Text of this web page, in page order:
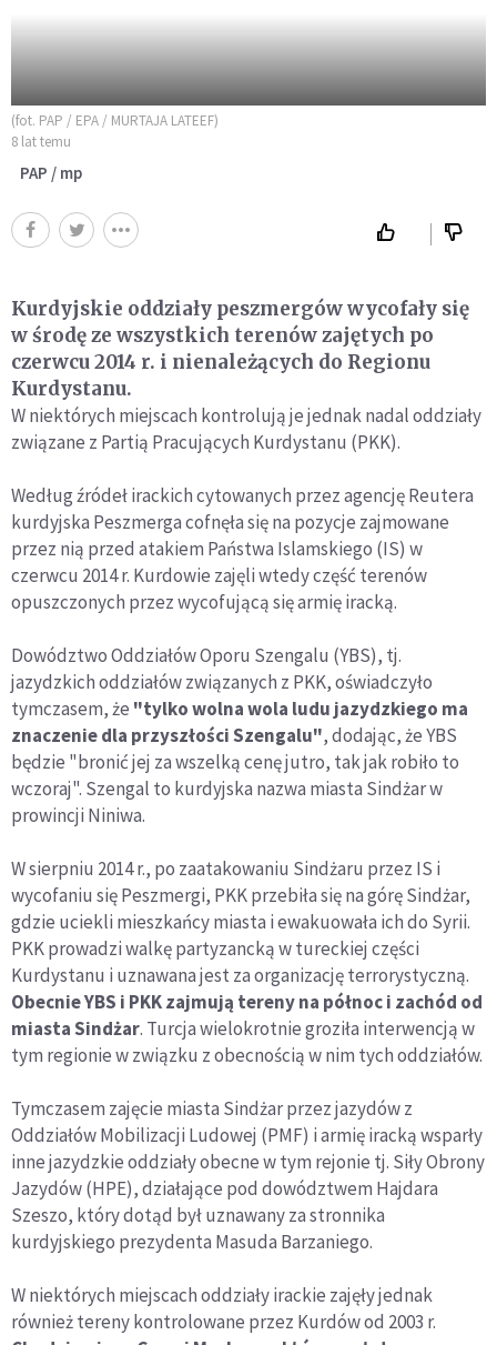
(fot. PAP / EPA / MURTAJA LATEEF)
8 lat temu
PAP / mp
Kurdyjskie oddziały peszmergów wycofały się
w środę ze wszystkich terenów zajętych po
czerwcu 2014 r. i nienależących do Regionu
Kurdystanu.
W niektórych miejscach kontrolują je jednak nadal oddziały
związane z Partią Pracujących Kurdystanu (PKK).
Według źródeł irackich cytowanych przez agencję Reutera
kurdyjska Peszmerga cofnęła się na pozycje zajmowane
przez nią przed atakiem Państwa Islamskiego (IS) w
czerwcu 2014 r. Kurdowie zajęli wtedy część terenów
opuszczonych przez wycofującą się armię iracką.
Dowództwo Oddziałów Oporu Szengalu (YBS), tj.
jazydzkich oddziałów związanych z PKK, oświadczyło
tymczasem, że "tylko wolna wola ludu jazydzkiego ma
znaczenie dla przyszłości Szengalu", dodając, że YBS
będzie "bronić jej za wszelką cenę jutro, tak jak robiło to
wczoraj". Szengal to kurdyjska nazwa miasta Sindżar w
prowincji Niniwa.
W sierpniu 2014 r., po zaatakowaniu Sindżaru przez IS i
wycofaniu się Peszmergi, PKK przebiła się na górę Sindżar,
gdzie uciekli mieszkańcy miasta i ewakuowała ich do Syrii.
PKK prowadzi walkę partyzancką w tureckiej części
Kurdystanu i uznawana jest za organizację terrorystyczną.
Obecnie YBS i PKK zajmują tereny na północ i zachód od
miasta Sindżar. Turcja wielokrotnie groziła interwencją w
tym regionie w związku z obecnością w nim tych oddziałów.
Tymczasem zajęcie miasta Sindżar przez jazydów z
Oddziałów Mobilizacji Ludowej (PMF) i armię iracką wsparły
inne jazydzkie oddziały obecne w tym rejonie tj. Siły Obrony
Jazydów (HPE), działające pod dowództwem Hajdara
Szeszo, który dotąd był uznawany za stronnika
kurdyjskiego prezydenta Masuda Barzaniego.
W niektórych miejscach oddziały irackie zajęły jednak
również tereny kontrolowane przez Kurdów od 2003 r.